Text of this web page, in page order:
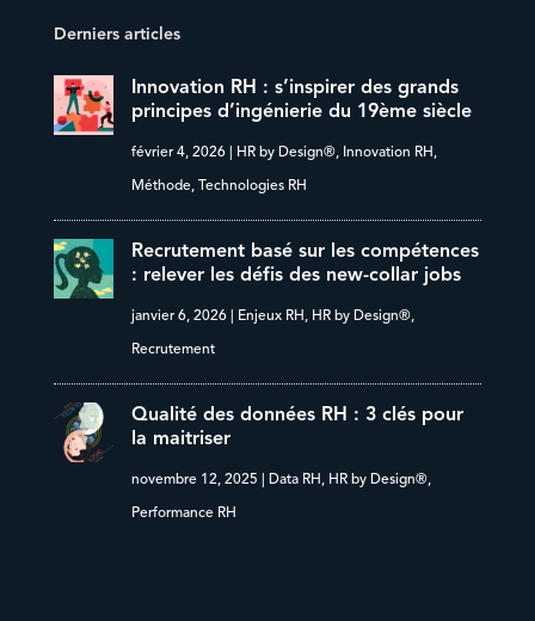
Derniers articles
Innovation RH : s’inspirer des grands
principes d’ingénierie du 19ème siècle
février 4, 2026| HR by Design®, Innovation RH
Méthode, Technologies RH
Recrutement basé sur les compétences
: relever les défis des new-collar jobs
janvier 6, 2026| Enjeux RH HR by Design®,
Recrutement
Qualité des données RH : 3 clés pour
la maitriser
novembre 12, 2025 | Data RH HR by Design®,
Performance RH